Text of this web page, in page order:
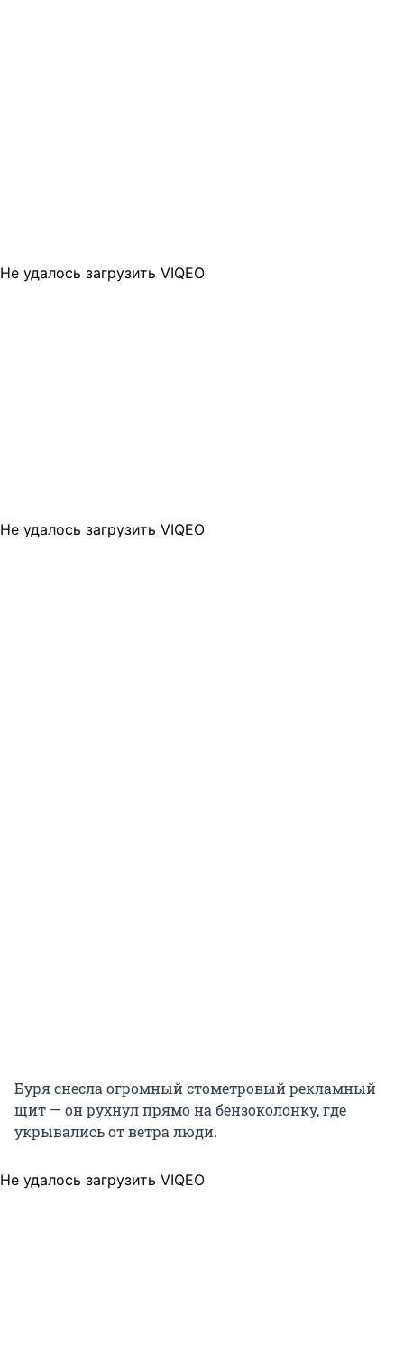
Не удалось загрузить VIQEO
Не удалось загрузить VIQEO
Буря снесла огромный стометровый рекламный
щит — он рухнул прямо на бензоколонку, где
укрывались от ветра люди.
Не удалось загрузить VIQEO